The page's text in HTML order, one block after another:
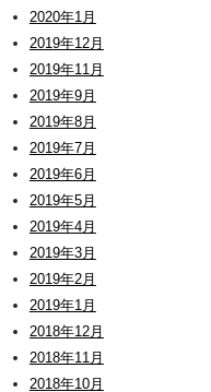
2020年1月
2019年12月
2019年11月
2019年9月
2019年8月
2019年7月
2019年6月
2019年5月
2019年4月
2019年3月
2019年2月
2019年1月
2018年12月
2018年11月
2018年10月